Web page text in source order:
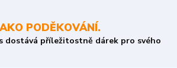
PODĚKOVÁNÍ.
dostává příležitostně dárek pro svého